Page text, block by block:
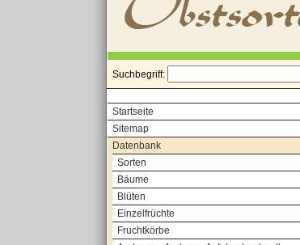
Suchbegriff:
Startseite
Sitemap
Datenbank
Sorten
Bäume
Blüten
Einzelfrüchte
Fruchtkörbe